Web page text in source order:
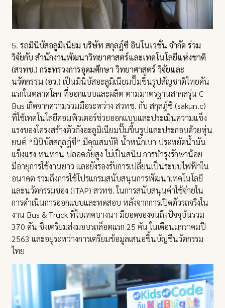
5.รถมินิบัสอลูมิเนียม บริษัท สกุลฎ์ซี อินโนเวชั่น จำกัด ร่วม
วิจัยกับ สำนักงานพัฒนาวิทยาศาสตร์และเทคโนโลยีแห่งชาติ
(สวทช.) กระทรวงการอุดมศึกษา วิทยาศาสตร์ วิจัยและ
นวัตกรรม (อว.) เป็นมินิบัสอะลูมิเนียมปั๊มขึ้นรูปสัญชาติไทยคัน
แรกในตลาดโลก ที่ออกแบบและผลิต ตามมาตรฐานสากลรุ่น C
Bus เกิดจากความร่วมมือระหว่าง สวทช. กับ สกุลฎ์ซี (sakun.c)
ที่ใช้เทคโนโลยีคอมพิวเตอร์ช่วยออกแบบและประเมินความแข็ง
แรงของโครงสร้างตัวถังอะลูมิเนียมปั๊มขึ้นรูปและประกอบด้วยหุ่น
ยนต์ “มินิบัสสกุลฎ์ซี” มีคุณสมบัติ น้ำหนักเบา ประหยัดน้ำมัน
แข็งแรง ทนทาน ปลอดภัยสูง ไม่เป็นสนิม การบำรุงรักษาน้อย
มีอายุการใช้งานยาว และยังรองรับการเปลี่ยนเป็นระบบไฟฟ้าใน
อนาคต รวมถึงการใช้โปรแกรมสนับสนุนการพัฒนาเทคโนโลยี
และนวัตกรรมของ (ITAP) สวทช. ในการสนับสนุนค่าใช้จ่ายใน
การดำเนินการออกแบบและทดสอบ หลังจากการเปิดตัวรถจริงใน
งาน Bus & Truck ที่ไบเทคบางนา มียอดจองจนถึงปัจจุบันรวม
370 คัน ซึ่งเตรียมส่งมอบรถล็อตแรก 25 คัน ในเดือนมกราคมปี
2563 และอยู่ระหว่างการเตรียมข้อมูลเสนอขึ้นบัญชีนวัตกรรม
ไทย